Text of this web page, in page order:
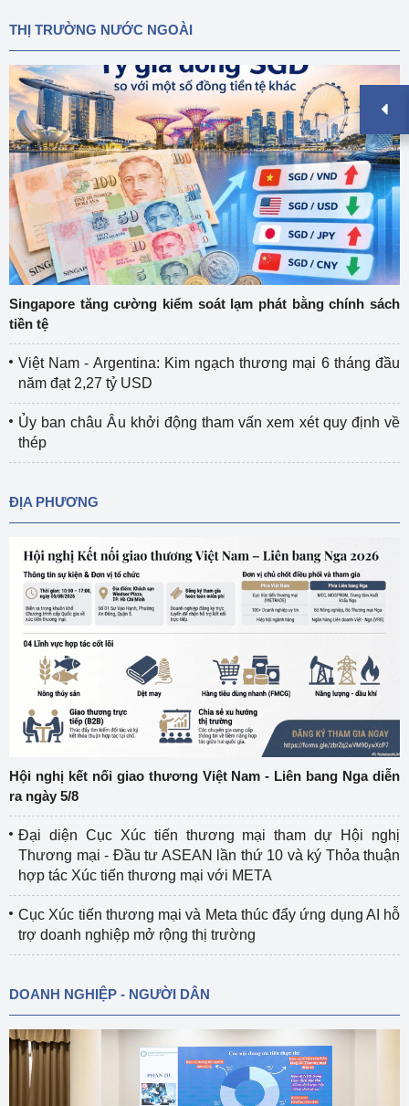
THỊ TRƯỜNG NƯỚC NGOÀI
Singapore tăng cường kiểm soát lạm phát bằng chính sách
tiền tệ
Việt Nam - Argentina: Kim ngạch thương mại 6 tháng đầu
năm đạt 2,27 tỷ USD
Ủy ban châu Âu khởi động tham vấn xem xét quy định về
thép
ĐỊA PHƯƠNG
Hội nghị kết nối giao thương Việt Nam - Liên bang Nga diễn
ra ngày 5/8
Đại diện Cục Xúc tiến thương mại tham dự Hội nghị
Thương mại - Đầu tư ASEAN lần thứ 10 và ký Thỏa thuận
hợp tác Xúc tiến thương mại với META
Cục Xúc tiến thương mại và Meta thúc đẩy ứng dụng AI hỗ
trợ doanh nghiệp mở rộng thị trường
DOANH NGHIỆP - NGƯỜI DÂN